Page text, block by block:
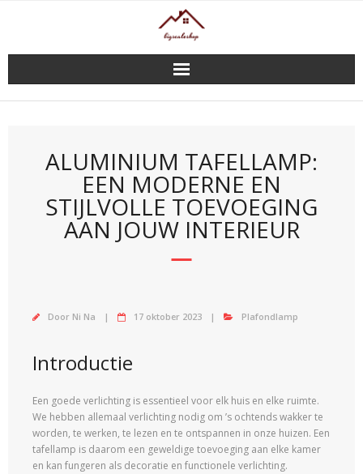
ALUMINIUM TAFELLAMP:
EEN MODERNE EN
STIJLVOLLE TOEVOEGING
AAN JOUW INTERIEUR
Door Ni Na 17 oktober 2023 Plafondlamp
Introductie
Een goede verlichting is essentieel voor elk huis en elke ruimte.
We hebben allemaal verlichting nodig om ’s ochtends wakker te
worden, te werken, te lezen en te ontspannen in onze huizen. Een
tafellamp is daarom een geweldige toevoeging aan elke kamer
en kan fungeren als decoratie en functionele verlichting.